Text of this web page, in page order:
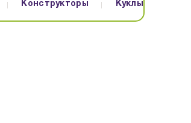
Конструкторы Куклы